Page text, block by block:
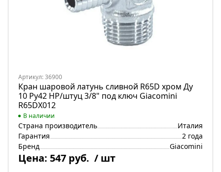
Артикул: 36900
Кран шаровой латунь сливной R65D хром Ду
10 Ру42 НР/штуц 3/8" под ключ Giacomini
R65DX012
В наличии
Страна производитель
Италия
Гарантия
2 года
Бренд
Giacomini
Цена: 547 руб. / шт